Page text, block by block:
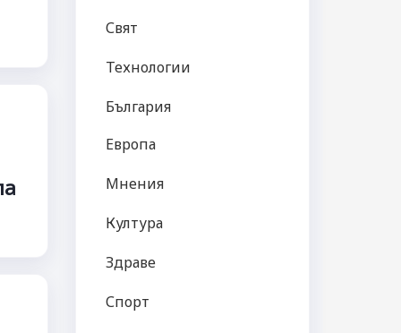
Свят
Технологии
България
Европа
Мнения
Култура
Здраве
Спорт